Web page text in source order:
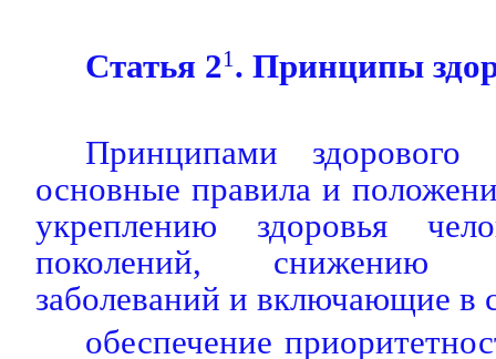
Статья 21 . Принципы
Принципами здорового
основные правила и
укреплению здоровья
поколений, снижению
заболеваний и включающие в
обеспечение